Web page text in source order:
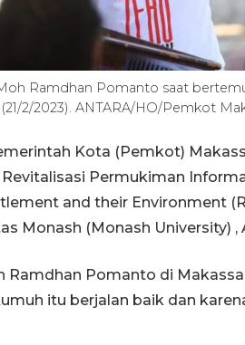
Ramdhan Pomanto saat
2/2023). ANTARA/HO/Pemkot
Kota (Pemkot)
Permukiman
and their Environment
Monash (Monash University) ,
Ramdhan Pomanto di
itu berjalan baik dan